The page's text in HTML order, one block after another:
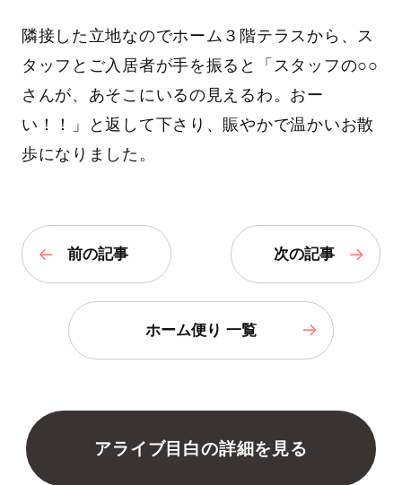
隣接した立地なのでホーム３階テラスから、ス
タッフとご入居者が手を振ると「スタッフの○○
さんが、あそこにいるの見えるわ。おー
い！！」と返して下さり、賑やかで温かいお散
歩になりました。
前の記事 次の記事
ホーム便り 一覧
アライブ目白の詳細を見る